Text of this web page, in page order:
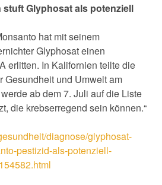
stuft Glyphosat als potenziell
hat mit seinem
Glyphosat einen
erlitten. In Kalifornien teilte die
Gesundheit und Umwelt am
ab dem 7. Juli auf die Liste
die krebserregend sein können.“
diagnose/glyphosat-
pestizid-als-potenziell-